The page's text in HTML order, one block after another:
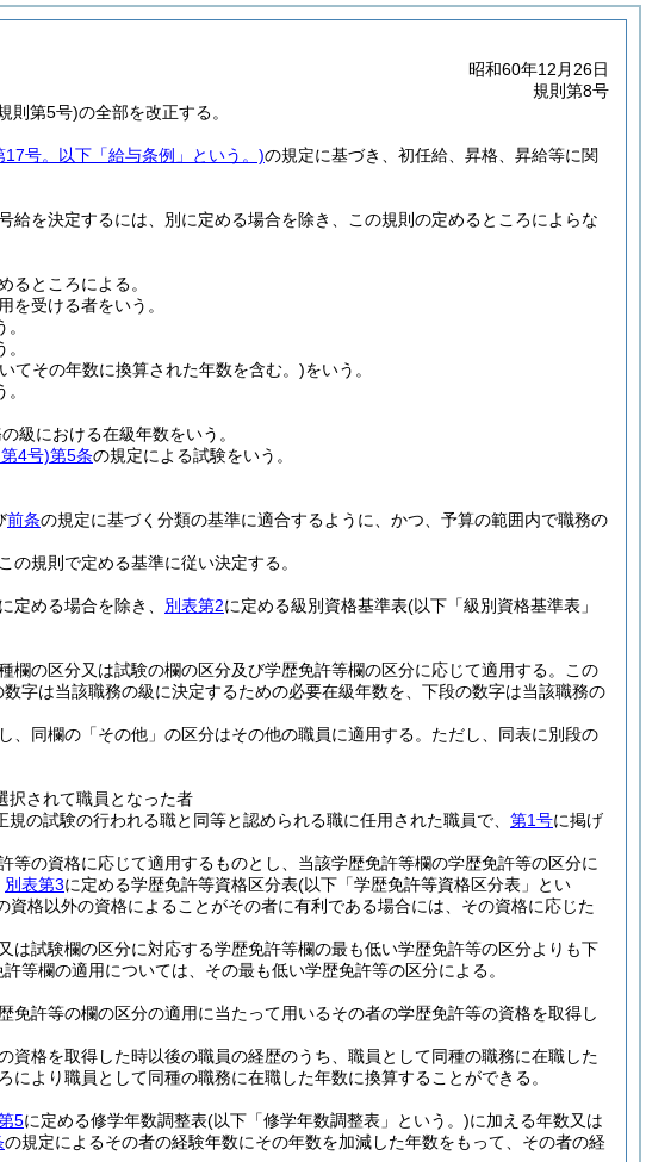
昭和60年12月26日
規則第8号
第5号)の全部を改正する。
号。以下「給与条例」という。)の規定に基づき、初任給、昇格、昇給等に関
給を決定するには、別に定める場合を除き、この規則の定めるところによらな
るところによる。
を受ける者をいう。
てその年数に換算された年数を含む。)をいう。
級における在級年数をいう。
4号)第5条の規定による試験をいう。
前条の規定に基づく分類の基準に適合するように、かつ、予算の範囲内で職務の
規則で定める基準に従い決定する。
定める場合を除き、 別表第2に定める級別資格基準表(以下「級別資格基準表」
の区分又は試験の欄の区分及び学歴免許等欄の区分に応じて適用する。
この
字は当該職務の級に決定するための必要在級年数を、下段の数字は当該職務の
同欄の「その他」の区分はその他の職員に適用する。 ただし、同表に別段の
択されて職員となった者
の試験の行われる職と同等と認められる職に任用された職員で、 第1号に掲げ
の資格に応じて適用するものとし、当該学歴免許等欄の学歴免許等の区分に
別表第3に定める学歴免許等資格区分表(以下「学歴免許等資格区分表」とい
格以外の資格によることがその者に有利である場合には、その資格に応じた
試験欄の区分に対応する学歴免許等欄の最も低い学歴免許等の区分よりも下
等欄の適用については、その最も低い学歴免許等の区分による。
許等の欄の区分の適用に当たって用いるその者の学歴免許等の資格を取得し
格を取得した時以後の職員の経歴のうち、職員として同種の職務に在職した
により職員として同種の職務に在職した年数に換算することができる。
5に定める修学年数調整表(以下「修学年数調整表」という。)に加える年数又は
の規定によるその者の経験年数にその年数を加減した年数をもって、その者の経